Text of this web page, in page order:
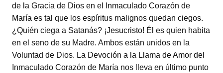
de la Gracia de Dios en el Inmaculado Corazón de
María es tal que los espíritus malignos quedan ciegos.
¿Quién ciega a Satanás? ¡Jesucristo! Él es quien habita
en el seno de su Madre. Ambos están unidos en la
Voluntad de Dios. La Devoción a la Llama de Amor del
Inmaculado Corazón de María nos lleva en último punto